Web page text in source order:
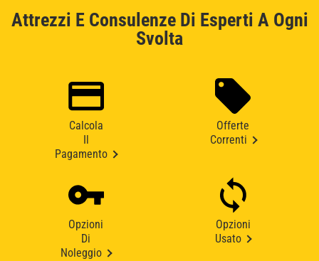
Attrezzi E Consulenze Di Esperti A Ogni
Svolta
Calcola
Pagamento
Offerte
Correnti
Opzioni
Di
Noleggio
Opzioni
Usato